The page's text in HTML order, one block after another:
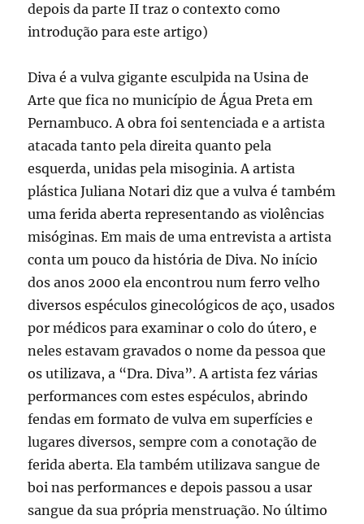
depois da parte II traz o contexto como
introdução para este artigo)
Diva é a vulva gigante esculpida na Usina de
Arte que fica no município de Água Preta em
Pernambuco. A obra foi sentenciada e a artista
atacada tanto pela direita quanto pela
esquerda, unidas pela misoginia. A artista
plástica Juliana Notari diz que a vulva é também
uma ferida aberta representando as violências
misóginas. Em mais de uma entrevista a artista
conta um pouco da história de Diva. No início
dos anos 2000 ela encontrou num ferro velho
diversos espéculos ginecológicos de aço, usados
por médicos para examinar o colo do útero, e
neles estavam gravados o nome da pessoa que
os utilizava, a “Dra. Diva”. A artista fez várias
performances com estes espéculos, abrindo
fendas em formato de vulva em superfícies e
lugares diversos, sempre com a conotação de
ferida aberta. Ela também utilizava sangue de
boi nas performances e depois passou a usar
sangue da sua própria menstruação. No último